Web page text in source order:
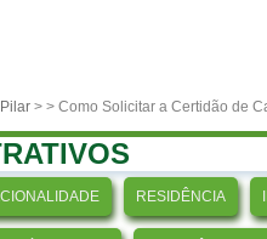
> > Como Solicitar a Certidão de
RESIDÊNCIA